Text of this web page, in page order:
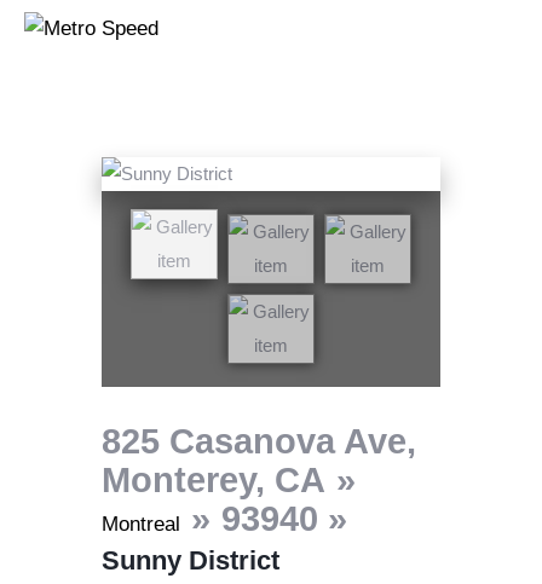
Home
Metrospeed
Metro Smart
825 Casanova Ave,
Monterey, CA
Montreal 93940
Sunny District